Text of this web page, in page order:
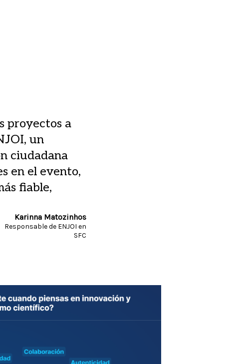
proyectos a
un
ciudadana
en el evento,
fiable,
Karinna Matozinhos
Responsable de ENJOI en
SFC